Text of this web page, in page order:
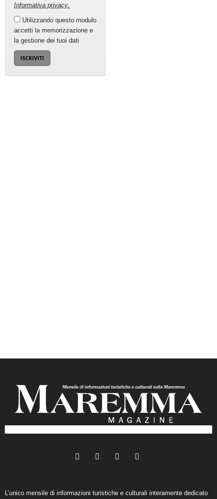
Informativa privacy.
Utilizzando questo modulo
accetti la memorizzazione e
la gestione dei tuoi dati
L’unico mensile di informazioni turistiche e culturali interamente dedicato